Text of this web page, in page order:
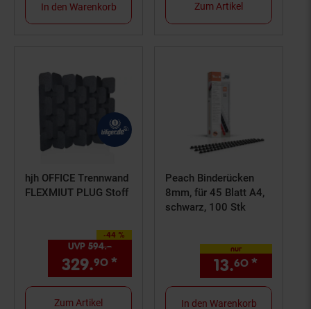
In den Warenkorb Zum Artikel
hjh OFFICE Trennwand
FLEXMIUT PLUG Stoff
-44 %
Sie Sparen 44 Prozent,
UVP 594.–
329.90 * Aktueller Preis: 329,
Zum Artikel
Peach Binderücken
8mm, für 45 Blatt A4,
schwarz, 100 Stk
nur
13.60 *
In den Warenkorb